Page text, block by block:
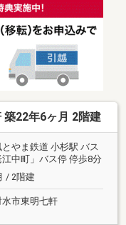
22年6ヶ月 2階建
やま鉄道 小杉駅 バス
中町」バス停 停歩8分
/ 2階建
市東明七軒